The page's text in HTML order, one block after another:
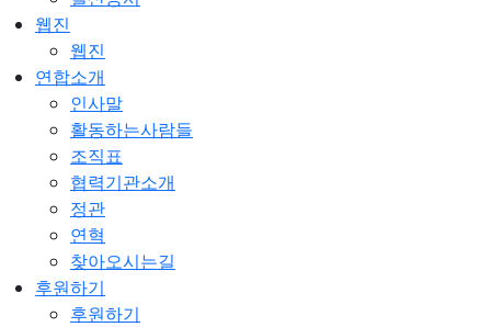
웹진
웹진
연합소개
인사말
활동하는사람들
조직표
협력기관소개
정관
연혁
찾아오시는길
후원하기
후원하기